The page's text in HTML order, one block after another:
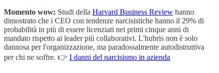
Momento wow: Studi della Harvard Business Review hanno
dimostrato che i CEO con tendenze narcisistiche hanno il 29% di
probabilità in più di essere licenziati nei primi cinque anni di
mandato rispetto ai leader più collaborativi. L'hubris non è solo
dannosa per l'organizzazione, ma paradossalmente autodistruttiva
per chi ne soffre. 👉 I danni del narcisismo in azienda